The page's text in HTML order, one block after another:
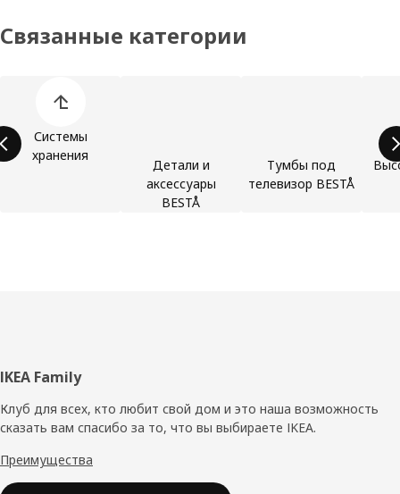
Связанные категории
Системы
хранения
Детали и
аксессуары
BESTÅ
Тумбы под
телевизор BESTÅ
Нижний
колонтитул
IKEA Family
Клуб для всех, кто любит свой дом и это наша возможность
сказать вам спасибо за то, что вы выбираете IKEA.
Преимущества